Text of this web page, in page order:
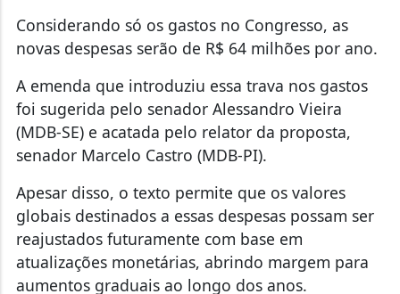
Considerando só os gastos no Congresso, as
novas despesas serão de R$ 64 milhões por ano.
A emenda que introduziu essa trava nos gastos
foi sugerida pelo senador Alessandro Vieira
(MDB-SE) e acatada pelo relator da proposta,
senador Marcelo Castro (MDB-PI).
Apesar disso, o texto permite que os valores
globais destinados a essas despesas possam ser
reajustados futuramente com base em
atualizações monetárias, abrindo margem para
aumentos graduais ao longo dos anos.